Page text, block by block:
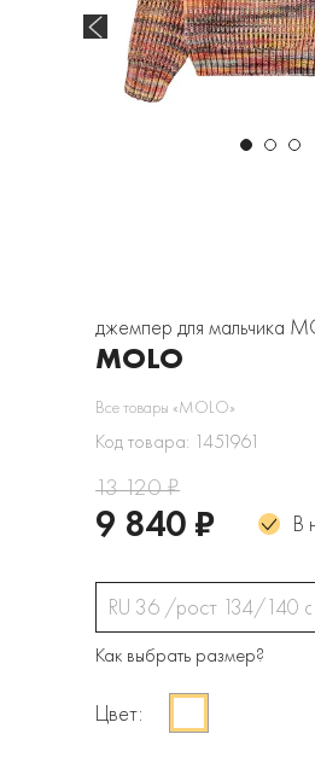
джемпер для мальчика
MOLO
Все товары «MOLO»
Код товара: 1451961
13 120 ₽
9 840 ₽ В
RU 36 /рост 134/140
Как выбрать размер?
Цвет: